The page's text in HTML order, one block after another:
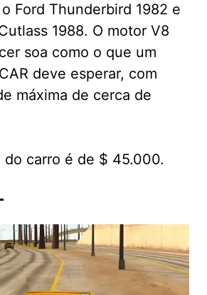
Ford Thunderbird 1982 e
1988. O motor V8
soa como o que um
deve esperar, com
máxima de cerca de
do carro é de $ 45.000.